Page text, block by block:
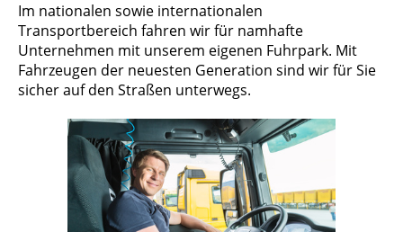
Im nationalen sowie internationalen
Transportbereich fahren wir für namhafte
Unternehmen mit unserem eigenen Fuhrpark. Mit
Fahrzeugen der neuesten Generation sind wir für Sie
sicher auf den Straßen unterwegs.